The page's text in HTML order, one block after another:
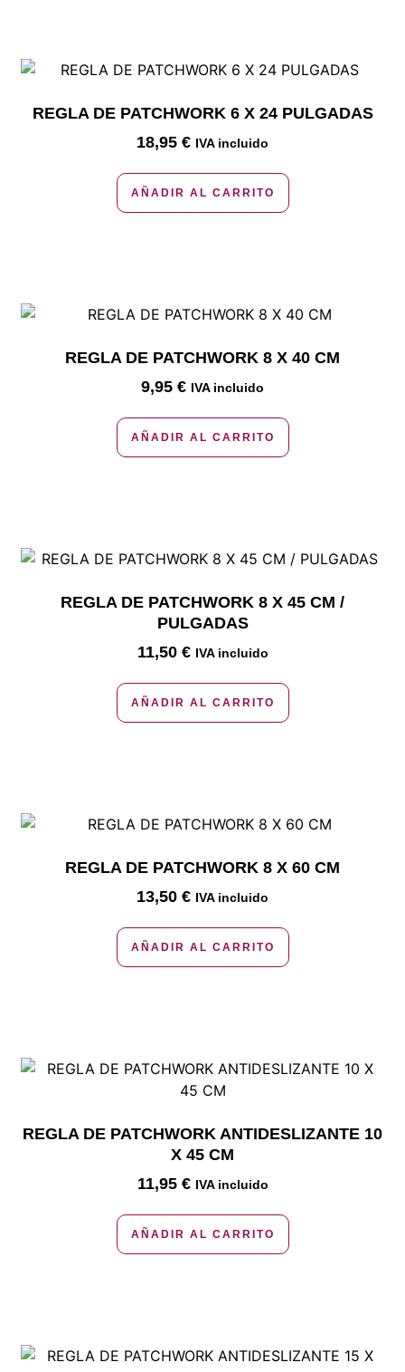
REGLA DE PATCHWORK 6 X 24 PULGADAS
18,95 € IVA incluido
AÑADIR AL CARRITO
REGLA DE PATCHWORK 8 X 40 CM
9,95 € IVA incluido
AÑADIR AL CARRITO
REGLA DE PATCHWORK 8 X 45 CM /
PULGADAS
11,50 € IVA incluido
AÑADIR AL CARRITO
REGLA DE PATCHWORK 8 X 60 CM
13,50 € IVA incluido
AÑADIR AL CARRITO
REGLA DE PATCHWORK ANTIDESLIZANTE 10
X 45 CM
11,95 € IVA incluido
AÑADIR AL CARRITO